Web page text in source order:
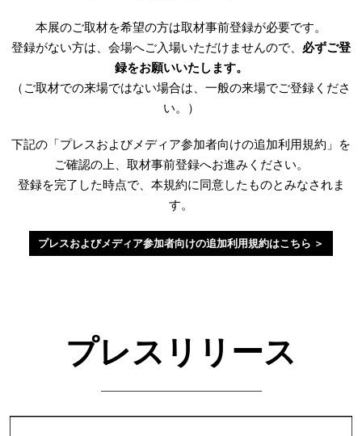
本展のご取材を希望の方は取材事前登録が必要です。
登録がない方は、会場へご入場いただけませんので、 必ずご登
録をお願いいたします。
（ご取材での来場ではない場合は、一般の来場でご登録くださ
い。）
下記の「プレスおよびメディア参加者向けの追加利用規約」を
ご確認の上、取材事前登録へお進みください。
登録を完了した時点で、本規約に同意したものとみなされま
す。
プレスおよびメディア参加者向けの追加利用規約はこちら ＞
プレスリリース